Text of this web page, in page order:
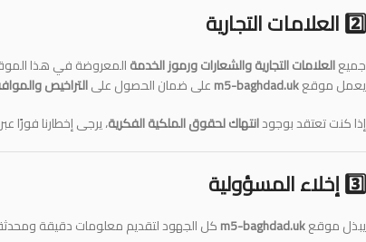
2️⃣ العلامات التجارية
جميعالعلامات التجارية والشعارات ورموز الخدمةالمعروضة في هذا
يعمل موقعm5-baghdad.ukعلى ضمان الحصول علىالتراخيص
إذا كنت تعتقد بوجودانتهاك لحقوق الملكية الفكرية، يرجى إخطارنا
3️⃣ إخلاء المسؤولية
يبذل موقعm5-baghdad.ukكل الجهود لتقديم معلومات دقيقة